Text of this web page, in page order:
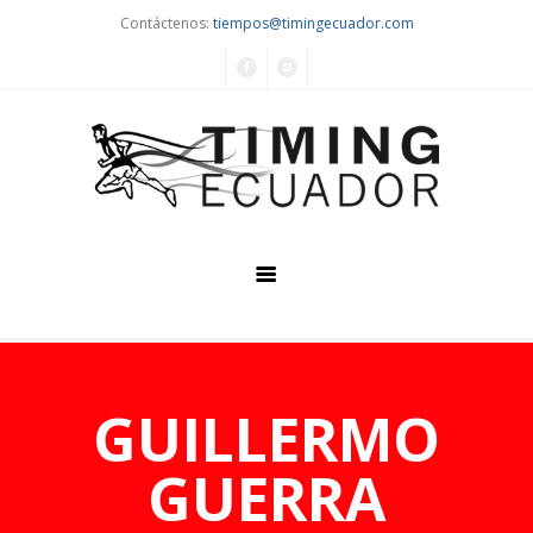
Contáctenos: tiempos@timingecuador.com
Servicios
Eventos
GUILLERMO
GUERRA